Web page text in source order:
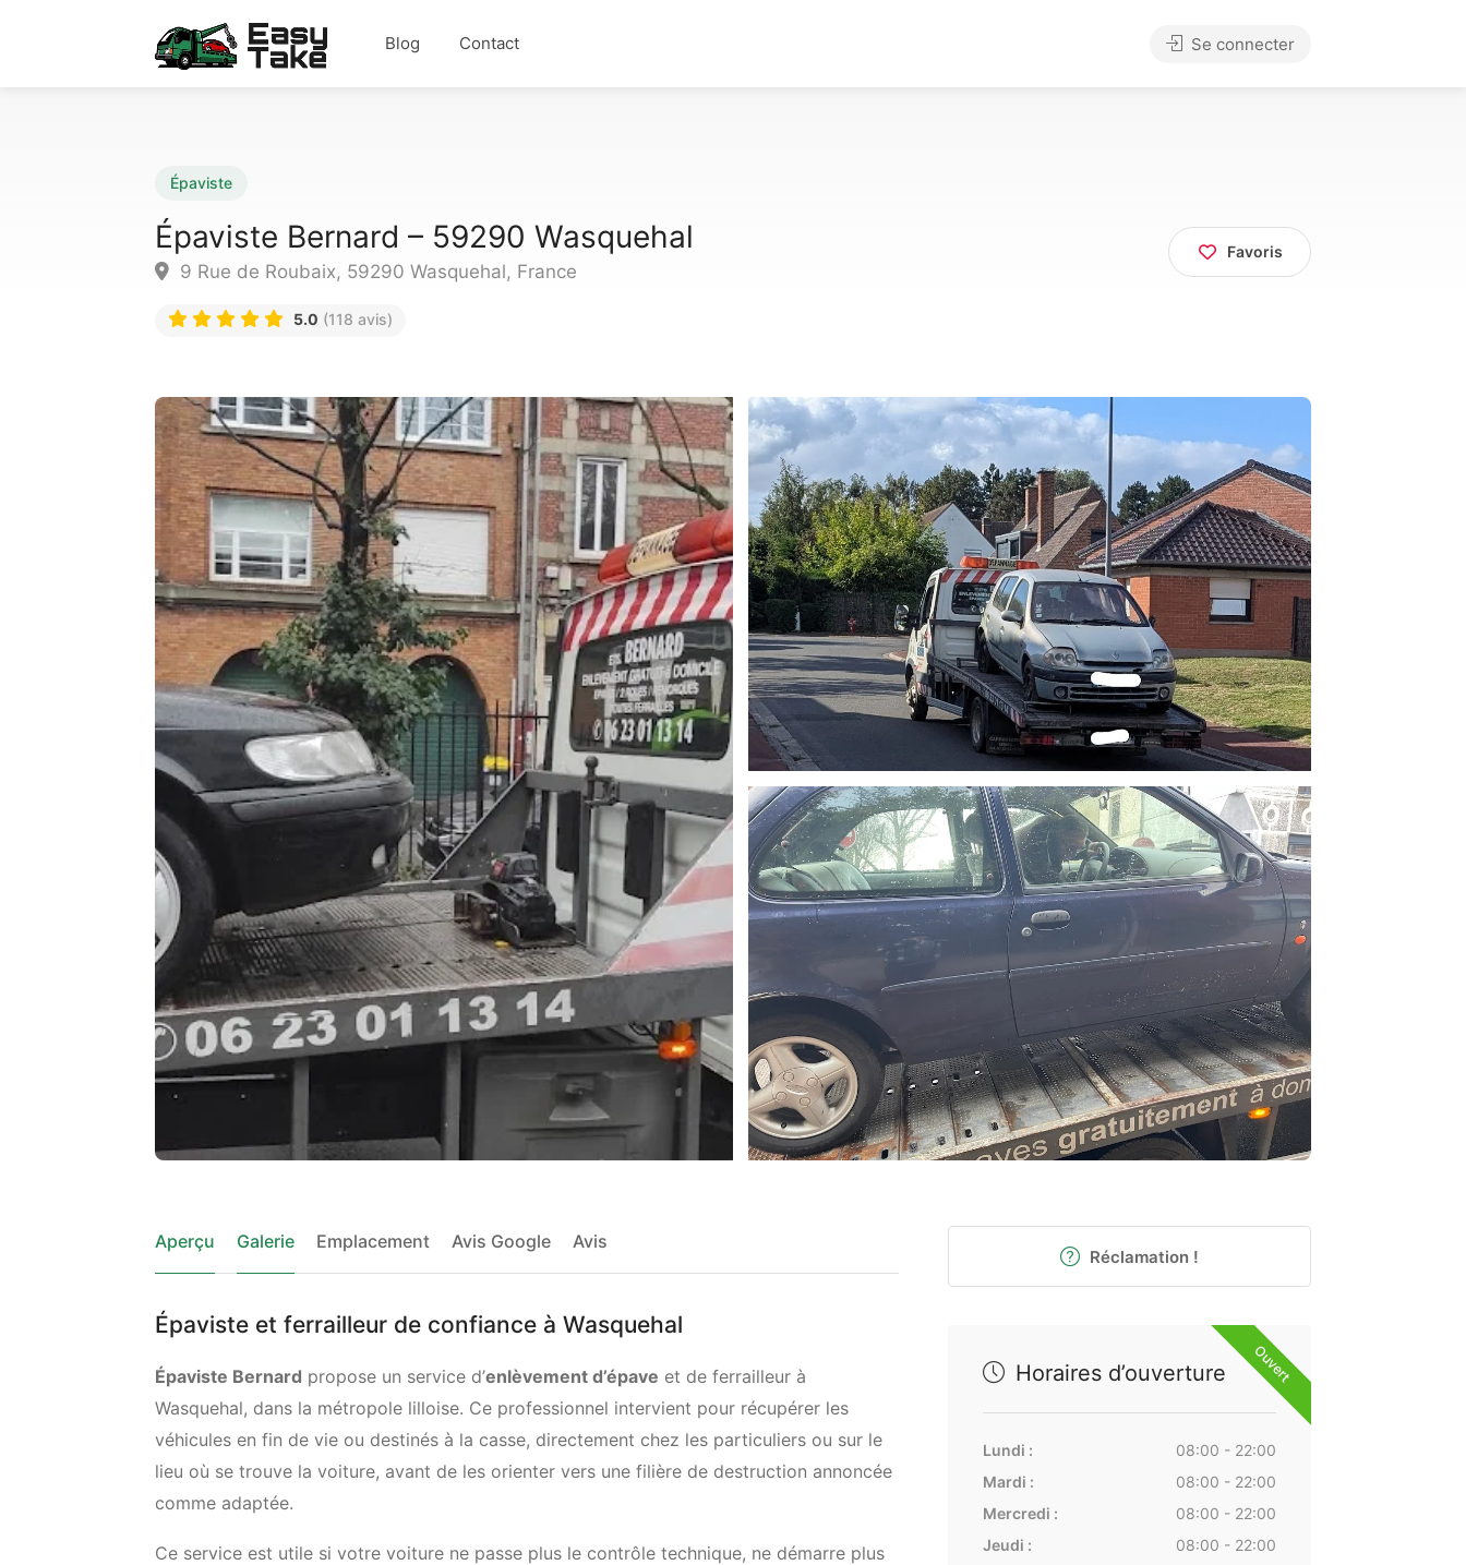
Blog Contact Se connecter
Épaviste
Épaviste Bernard – 59290 Wasquehal
9 Rue de Roubaix, 59290 Wasquehal, France
5.0 (118 avis)
Favoris
Aperçu Galerie Emplacement Avis Google Avis
Épaviste et ferrailleur de confiance à Wasquehal
Épaviste Bernard propose un service d’enlèvement d’épave et de ferrailleur à
Wasquehal, dans la métropole lilloise. Ce professionnel intervient pour récupérer les
véhicules en fin de vie ou destinés à la casse, directement chez les particuliers ou sur le
lieu où se trouve la voiture, avant de les orienter vers une filière de destruction annoncée
comme adaptée.
Ce service est utile si votre voiture ne passe plus le contrôle technique, ne démarre plus
Réclamation !
Ouvert
Horaires d’ouverture
Lundi :
08:00 - 22:00
Mardi :
08:00 - 22:00
Mercredi :
08:00 - 22:00
Jeudi :
08:00 - 22:00